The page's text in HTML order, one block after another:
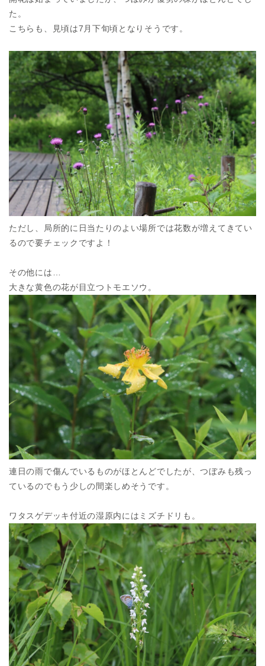
た。
こちらも、見頃は7月下旬頃となりそうです。
ただし、局所的に日当たりのよい場所では花数が増えてきてい
るので要チェックですよ！
その他には…
大きな黄色の花が目立つトモエソウ。
連日の雨で傷んでいるものがほとんどでしたが、つぼみも残っ
ているのでもう少しの間楽しめそうです。
ワタスゲデッキ付近の湿原内にはミズチドリも。